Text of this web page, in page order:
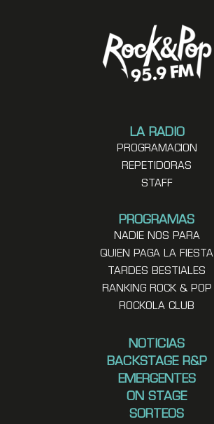
LA RADIO
PROGRAMACION
REPETIDORAS
STAFF
PROGRAMAS
NADIE NOS PARA
QUIEN PAGA LA FIESTA
TARDES BESTIALES
RANKING ROCK & POP
ROCKOLA CLUB
NOTICIAS
BACKSTAGE R&P
EMERGENTES
ON STAGE
SORTEOS